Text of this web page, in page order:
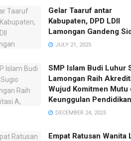
Gelar Taaruf antar
Kabupaten, DPD LDII
Lamongan Gandeng
JULY 21, 2025
SMP Islam Budi Luhur
Lamongan Raih
Wujud Komitmen Mutu
Keunggulan Pendidikan
DECEMBER 24, 2025
Empat Ratusan Wanita